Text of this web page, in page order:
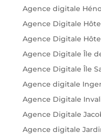
Agence digitale
Agence Digitale
Agence Digitale
Agence Digitale Île
Agence Digitale Île
Agence digitale
Agence Digitale
Agence Digitale
Agence digitale